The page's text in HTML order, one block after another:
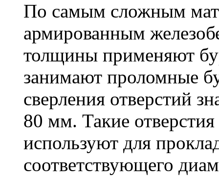
По самым сложным
армированным
толщины применяют
занимают проломные
сверления отверстий
80 мм. Такие
используют для
соответствующего